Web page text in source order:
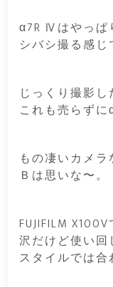
α7R Ⅳはやっぱ
シバシ撮る感じ
じっくり撮影し
これも売らず
もの凄いカメ
Ｂは思いな〜。
FUJIFILM
沢だけど使い
スタイルでは合